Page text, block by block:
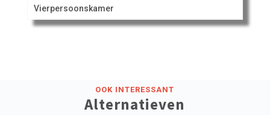
Vierpersoonskamer
OOK INTERESSANT
Alternatieven